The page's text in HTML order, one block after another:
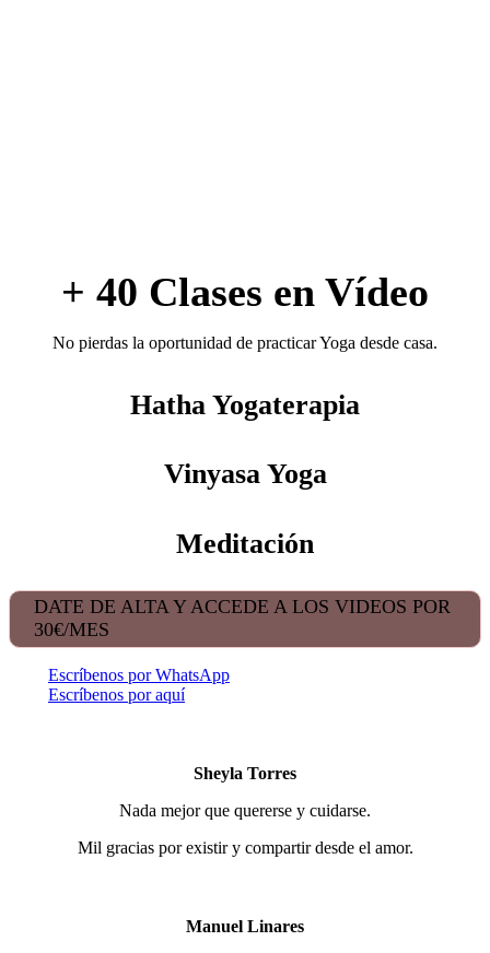
+ 40 Clases en Vídeo
No pierdas la oportunidad de practicar Yoga desde casa.
Hatha Yogaterapia
Vinyasa Yoga
Meditación
DATE DE ALTA Y ACCEDE A LOS VIDEOS POR
30€/MES
Escríbenos por WhatsApp
Escríbenos por aquí
Sheyla Torres
Nada mejor que quererse y cuidarse.
Mil gracias por existir y compartir desde el amor.
Manuel Linares